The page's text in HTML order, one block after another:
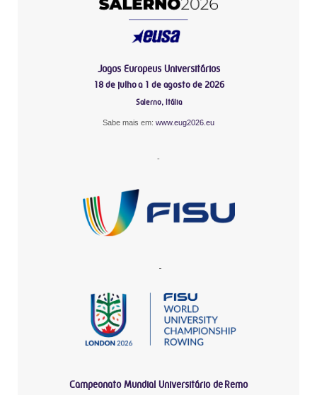
Jogos Europeus Universitários
18 de julho a 1 de agosto de 2026
Salerno, Itália
Sabe mais em: www.eug2026.eu
-
-
Campeonato Mundial Universitário de Remo